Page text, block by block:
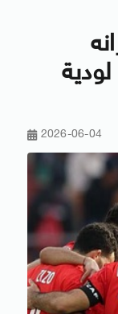
لودية
2026-06-04